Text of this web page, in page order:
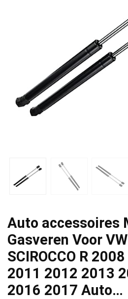
Auto accessoires
Gasveren Voor
SCIROCCO R
2011 2012 2013
2016 2017 Auto…